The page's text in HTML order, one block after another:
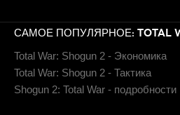
САМОЕ ПОПУЛЯРНОЕ: TOTAL
Total War: Shogun 2 - Экономика
Total War: Shogun 2 - Тактика
Shogun 2: Total War - подробности